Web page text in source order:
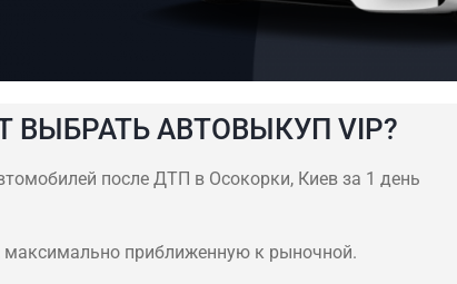
ВЫБРАТЬ АВТОВЫКУП VIP?
после ДТП в Осокорки, Киев за 1 день
максимально приближенную к рыночной.